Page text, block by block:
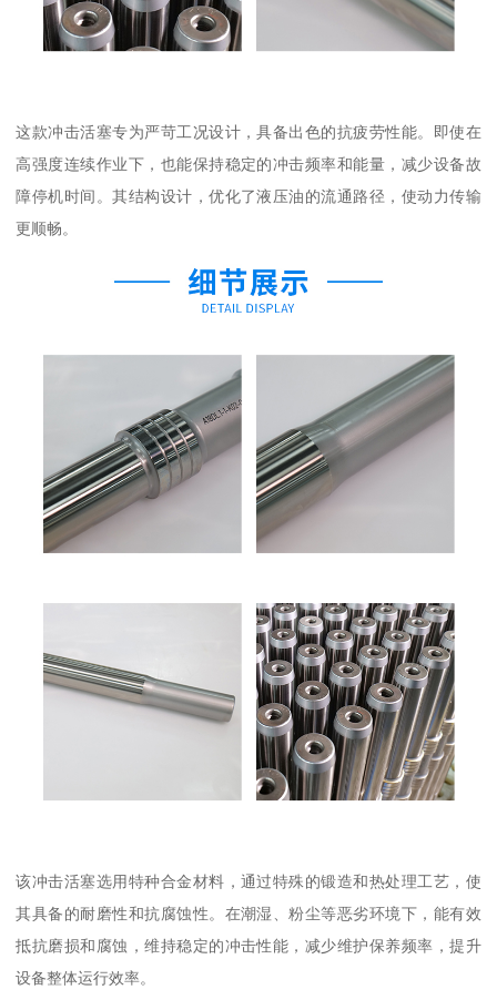
这款冲击活塞专为严苛工况设计，具备出色的抗疲劳性能。即使在
高强度连续作业下，也能保持稳定的冲击频率和能量，减少设备故
障停机时间。其结构设计，优化了液压油的流通路径，使动力传输
更顺畅。
该冲击活塞选用特种合金材料，通过特殊的锻造和热处理工艺，使
其具备的耐磨性和抗腐蚀性。在潮湿、粉尘等恶劣环境下，能有效
抵抗磨损和腐蚀，维持稳定的冲击性能，减少维护保养频率，提升
设备整体运行效率。